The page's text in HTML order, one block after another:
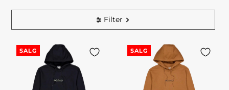
Filter
SALG SALG